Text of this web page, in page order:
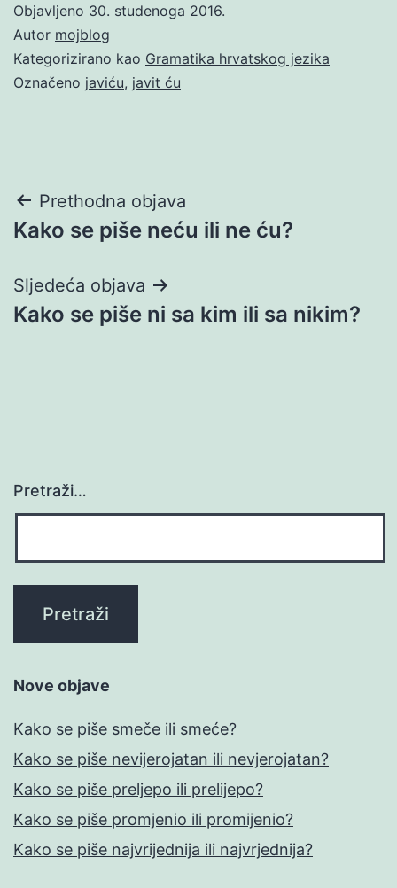
Objavljeno 30. studenoga 2016.
Autor mojblog
Kategorizirano kao Gramatika hrvatskog jezika
Označeno javiću, javit ću
Navigacija
objava
Prethodna objava
Kako se piše neću ili ne ću?
Sljedeća objava
Kako se piše ni sa kim ili sa nikim?
Pretraži…
Nove objave
Kako se piše smeče ili smeće?
Kako se piše nevijerojatan ili nevjerojatan?
Kako se piše preljepo ili prelijepo?
Kako se piše promjenio ili promijenio?
Kako se piše najvrijednija ili najvrjednija?